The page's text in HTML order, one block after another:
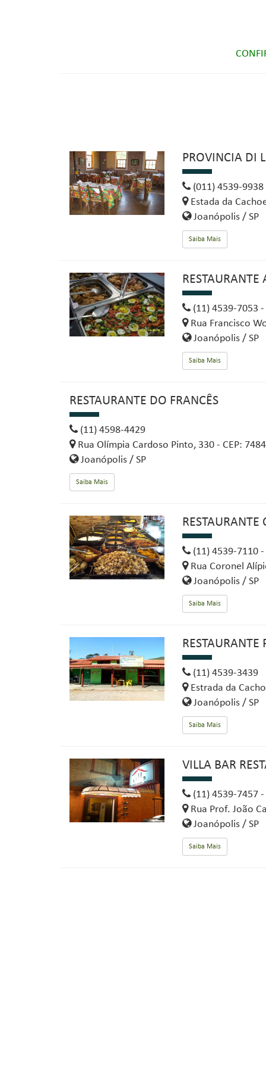
PROVINCIA DI
(011) 4539-9938
Estada da
Joanópolis / SP
Saiba Mais
(11) 4539-7053
Rua Francisco
Joanópolis / SP
Saiba Mais
RESTAURANTE DO FRANCÊS
(11) 4598-4429
Rua Olímpia Cardoso Pinto, 330 - CEP:
Joanópolis / SP
Saiba Mais
RESTAURANTE
(11) 4539-7110
Rua Coronel
Joanópolis / SP
Saiba Mais
RESTAURANTE
(11) 4539-3439
Estrada da
Joanópolis / SP
Saiba Mais
VILLA BAR
(11) 4539-7457
Rua Prof. João
Joanópolis / SP
Saiba Mais